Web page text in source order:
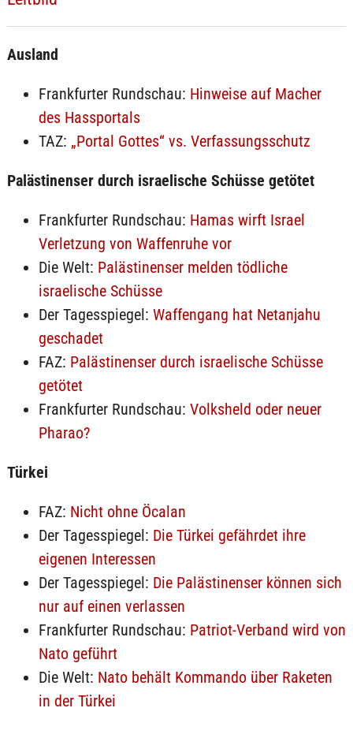
Ausland
Frankfurter Rundschau: Hinweise auf Macher
des Hassportals
TAZ: „Portal Gottes“ vs. Verfassungsschutz
Palästinenser durch israelische Schüsse getötet
Frankfurter Rundschau: Hamas wirft Israel
Verletzung von Waffenruhe vor
Die Welt: Palästinenser melden tödliche
israelische Schüsse
Der Tagesspiegel: Waffengang hat Netanjahu
geschadet
FAZ: Palästinenser durch israelische Schüsse
getötet
Frankfurter Rundschau: Volksheld oder neuer
Pharao?
Türkei
FAZ: Nicht ohne Öcalan
Der Tagesspiegel: Die Türkei gefährdet ihre
eigenen Interessen
Der Tagesspiegel: Die Palästinenser können sich
nur auf einen verlassen
Frankfurter Rundschau: Patriot-Verband wird von
Nato geführt
Die Welt: Nato behält Kommando über Raketen
in der Türkei